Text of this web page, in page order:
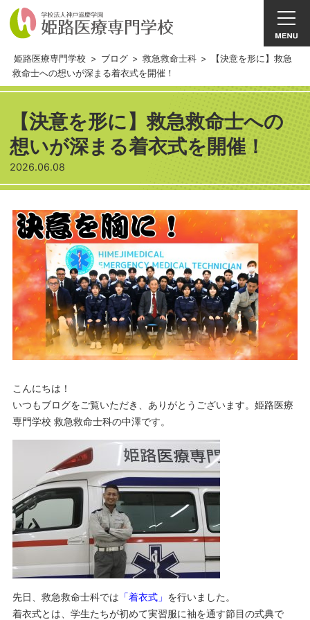
姫路医療専門学校 > ブログ > 救急救命士科 >
【決意を形に】救急
救命士への想いが深まる着衣式を開催！
【決意を形に】救急救命士への
想いが深まる着衣式を開催！
2026.06.08
こんにちは！
いつもブログをご覧いただき、ありがとうございます。姫路医療
専門学校 救急救命士科の中澤です。
先日、救急救命士科では 「着衣式」 を行いました。
着衣式とは、学生たちが初めて実習服に袖を通す節目の式典で